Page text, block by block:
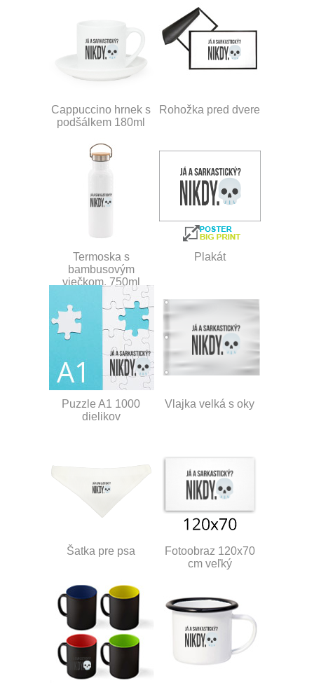
Cappuccino hrnek s
podšálkem 180ml
Rohožka pred dvere
Termoska s
bambusovým
viečkom, 750ml
Plakát
Puzzle A1 1000
dielikov
Vlajka velká s oky
Šatka pre psa
Fotoobraz 120x70
cm veľký